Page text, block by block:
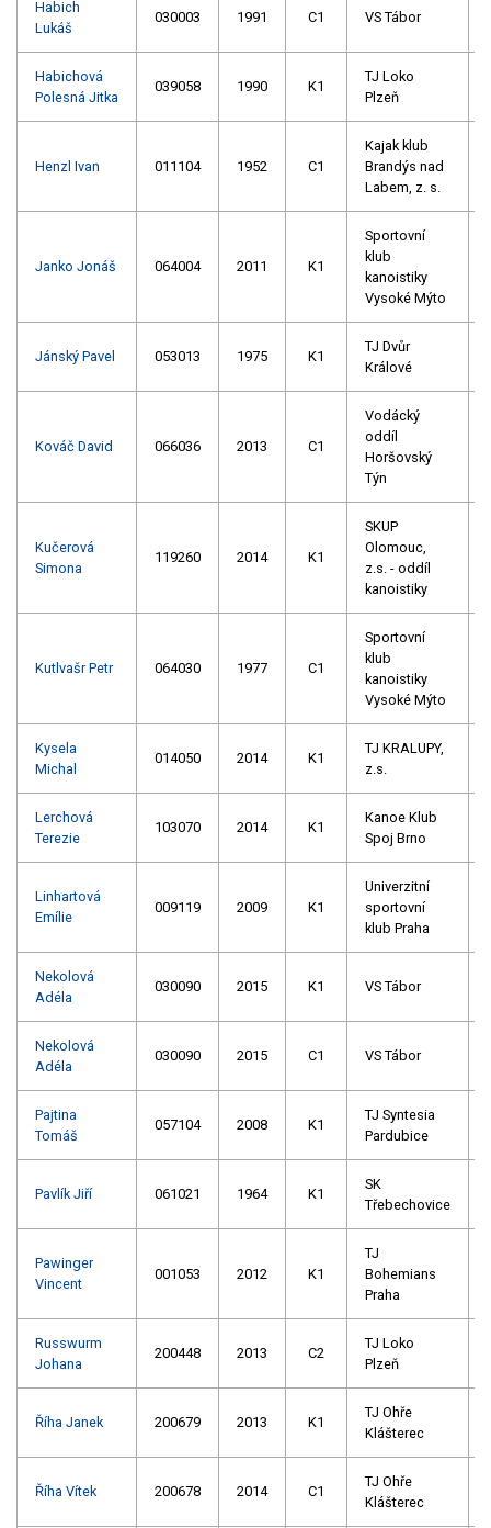
Habich
Lukáš
030003 1991 C1 VS Tábor
Habichová
Polesná Jitka
039058 1990 K1
TJ Loko
Plzeň
Henzl Ivan 011104 1952 C1
Kajak klub
Brandýs nad
Labem, z. s.
Janko Jonáš 064004 2011 K1
Sportovní
klub
kanoistiky
Vysoké Mýto
Jánský Pavel 053013 1975 K1
TJ Dvůr
Králové
Kováč David 066036 2013 C1
Vodácký
oddíl
Horšovský
Týn
Kučerová
Simona
119260 2014 K1
SKUP
Olomouc,
z.s. - oddíl
kanoistiky
Kutlvašr Petr 064030 1977 C1
Sportovní
klub
kanoistiky
Vysoké Mýto
Kysela
Michal
014050 2014 K1
TJ KRALUPY,
z.s.
Lerchová
Terezie
103070 2014 K1
Kanoe Klub
Spoj Brno
Linhartová
Emílie
009119 2009 K1
Univerzitní
sportovní
klub Praha
Nekolová
Adéla
030090 2015 K1 VS Tábor
Nekolová
Adéla
030090 2015 C1 VS Tábor
Pajtina
Tomáš
057104 2008 K1
TJ Syntesia
Pardubice
Pavlík Jiří 061021 1964 K1
SK
Třebechovice
Pawinger
Vincent
001053 2012 K1
TJ
Bohemians
Praha
Russwurm
Johana
200448 2013 C2
TJ Loko
Plzeň
Říha Janek 200679 2013 K1
TJ Ohře
Klášterec
Říha Vítek 200678 2014 C1
TJ Ohře
Klášterec